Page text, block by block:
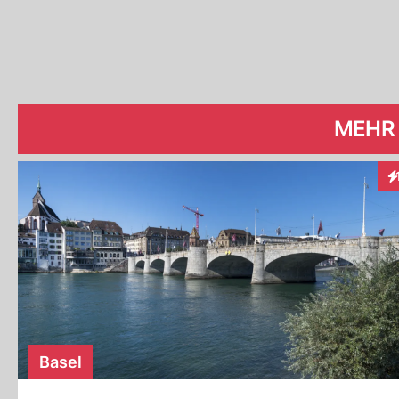
1
Basel